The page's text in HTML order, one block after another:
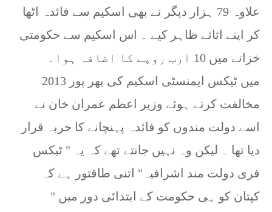
علاوہ 79 ہزار دیگر نے بھی اسکیم سے فائدہ اٹھا
کر اپنے اثاثے ظاہر کیے ۔ اس اسکیم سے حکومتی
خزانے میں 10 ارب روپے کا اضافہ ہوا۔
2013 میں ٹیکس ایمنسٹی اسکیم کی بھر پور
مخالفت کرتے ہوئے وزیر اعظم عمران خان نے
اسے دولت مندوں کو فائدہ پہنچانے کا حربہ قرار
دیا تھا ۔ لیکن وہ نہیں جانتے تھے کہ یہ " ٹیکس
فری دولت مند اشرافیہ" اتنی طاقتور ہے کہ
کپتان کو ہی حکومت کے ابتدائی دور میں "